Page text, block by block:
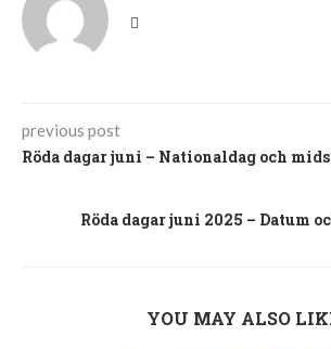
previous post
Röda dagar juni – Nationaldag och
Röda dagar juni 2025 – Datum
YOU MAY ALSO